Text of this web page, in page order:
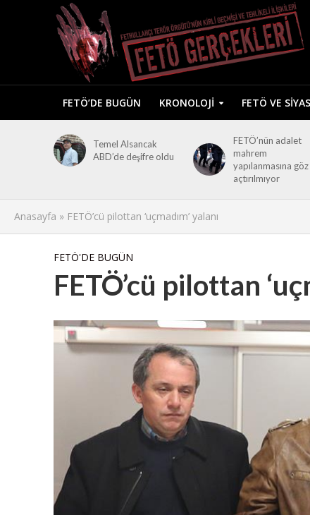
FETÖ’DE BUGÜN KRONOLOJI FETÖ VE
Temel Alsancak
ABD’de deşifre oldu
FETÖ’nün adalet
mahrem
yapılanmasına göz
açtırılmıyor
Anasayfa » FETÖ’cü pilottan ‘uçmadım’ yalanı
FETÖ'DE BUGÜN
FETÖ’cü pilottan